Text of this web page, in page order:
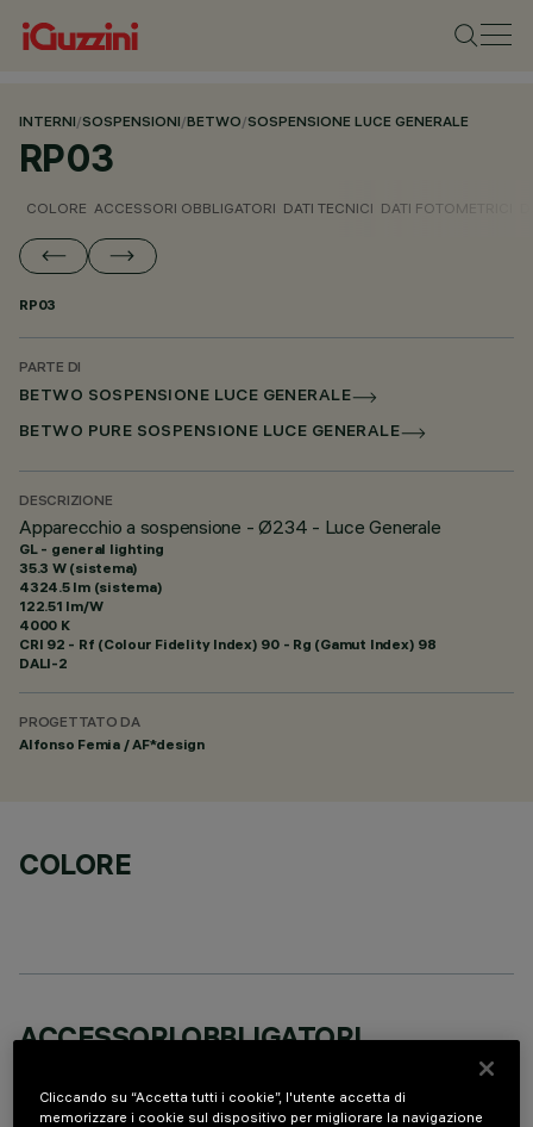
INTERNI/SOSPENSIONI/BETWO/SOSPENSIONE LUCE GENERALE
RP03
COLORE ACCESSORI OBBLIGATORI DATI TECNICI DATI FOTOMETRICI
RP03
PARTE DI
BETWO SOSPENSIONE LUCE GENERALE
BETWO PURE SOSPENSIONE LUCE GENERALE
DESCRIZIONE
Apparecchio a sospensione - Ø234 - Luce Generale
GL - general lighting
35.3 W (sistema)
4324.5 lm (sistema)
122.51 lm/W
4000 K
CRI 92 - Rf (Colour Fidelity Index) 90 - Rg (Gamut Index) 98
DALI-2
PROGETTATO DA
Alfonso Femia / AF*design
COLORE
ACCESSORI OBBLIGATORI
È necessario ordinare uno degli accessori obbligatori per installare e utilizzare correttamente il
prodotto:
Cliccando su “Accetta tutti i cookie”, l'utente accetta di
memorizzare i cookie sul dispositivo per migliorare la navigazione